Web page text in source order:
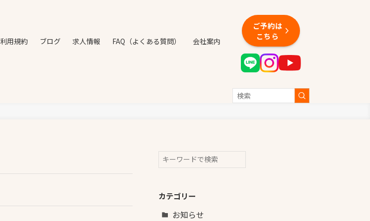
利用規約 ブログ 求人情報 FAQ（よくある質問） 会社案内
ご予約は
こちら
検索
カテゴリー
お知らせ